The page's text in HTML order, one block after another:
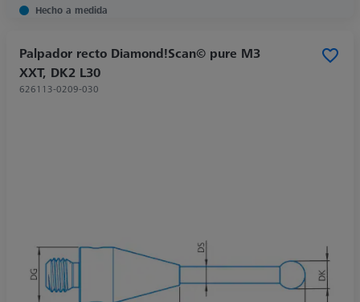
Hecho a medida
Palpador recto Diamond!Scan© pure M3
XXT, DK2 L30
626113-0209-030